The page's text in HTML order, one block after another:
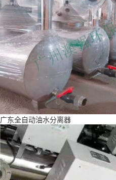
广东全自动油水分离器